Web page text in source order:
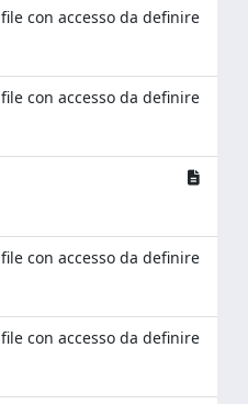
file con accesso da definire
file con accesso da definire
file con accesso da definire
file con accesso da definire